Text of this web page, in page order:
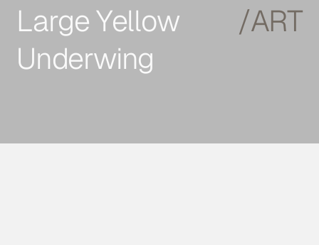
Large Yellow
Underwing
/ART